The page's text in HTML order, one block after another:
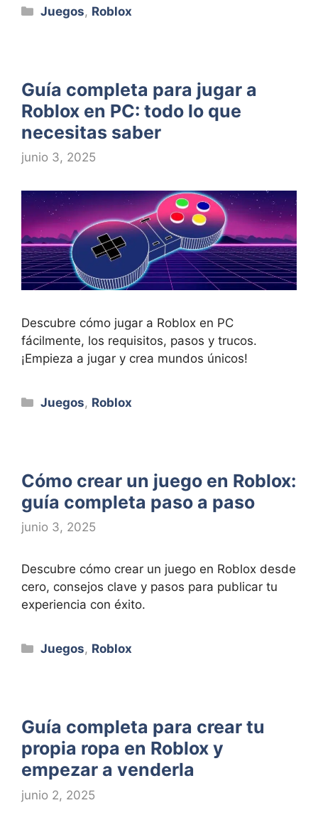
Categorías
Juegos, Roblox
Guía completa para jugar a
Roblox en PC: todo lo que
necesitas saber
junio 3, 2025
Descubre cómo jugar a Roblox en PC
fácilmente, los requisitos, pasos y trucos.
¡Empieza a jugar y crea mundos únicos!
Categorías
Juegos, Roblox
Cómo crear un juego en Roblox:
guía completa paso a paso
junio 3, 2025
Descubre cómo crear un juego en Roblox desde
cero, consejos clave y pasos para publicar tu
experiencia con éxito.
Categorías
Juegos, Roblox
Guía completa para crear tu
propia ropa en Roblox y
empezar a venderla
junio 2, 2025